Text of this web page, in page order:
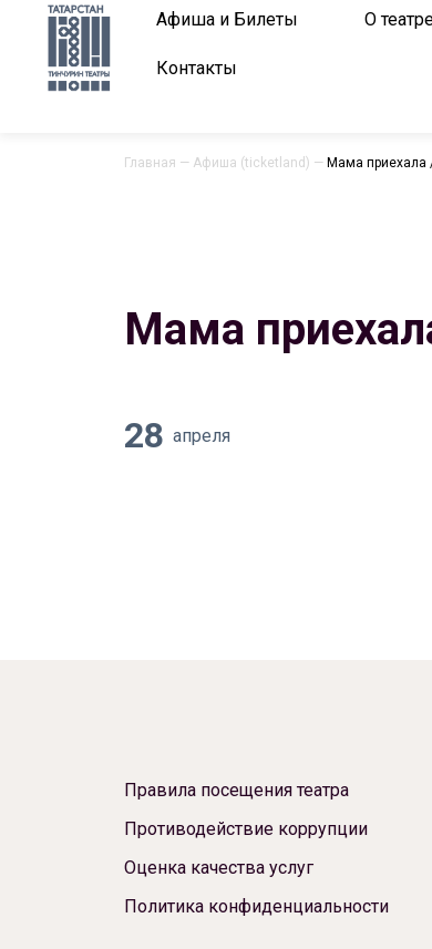
Афиша и Билеты О
Контакты
Главная — Афиша (ticketland) — Мама приехала
Мама
28 апреля
Правила посещения театра
Противодействие коррупции
Оценка качества услуг
Политика конфиденциальности